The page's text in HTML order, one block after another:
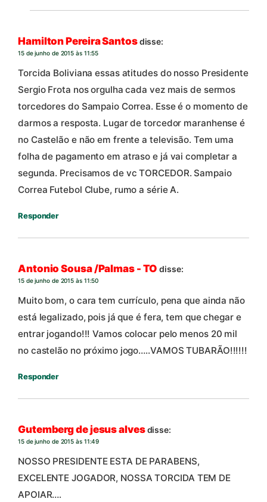
Hamilton Pereira Santosdisse:
15 de junho de 2015 às 11:55
Torcida Boliviana essas atitudes do nosso Presidente
Sergio Frota nos orgulha cada vez mais de sermos
torcedores do Sampaio Correa. Esse é o momento de
darmos a resposta. Lugar de torcedor maranhense é
no Castelão e não em frente a televisão. Tem uma
folha de pagamento em atraso e já vai completar a
segunda. Precisamos de vc TORCEDOR. Sampaio
Correa Futebol Clube, rumo a série A.
Responder
Antonio Sousa /Palmas - TO disse:
15 de junho de 2015 às 11:50
Muito bom, o cara tem currículo, pena que ainda não
está legalizado, pois já que é fera, tem que chegar e
entrar jogando!!! Vamos colocar pelo menos 20 mil
no castelão no próximo jogo…..VAMOS TUBARÃO!!!!!!
Responder
Gutemberg de jesus alvesdisse:
15 de junho de 2015 às 11:49
NOSSO PRESIDENTE ESTA DE PARABENS,
EXCELENTE JOGADOR, NOSSA TORCIDA TEM DE
APOIAR….